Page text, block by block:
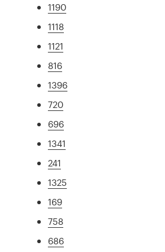
1190
1118
1121
816
1396
720
696
1341
241
1325
169
758
686